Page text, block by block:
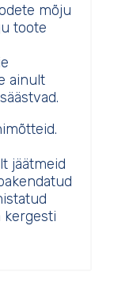
mõju
toote
ainult
jäätmeid
kergesti